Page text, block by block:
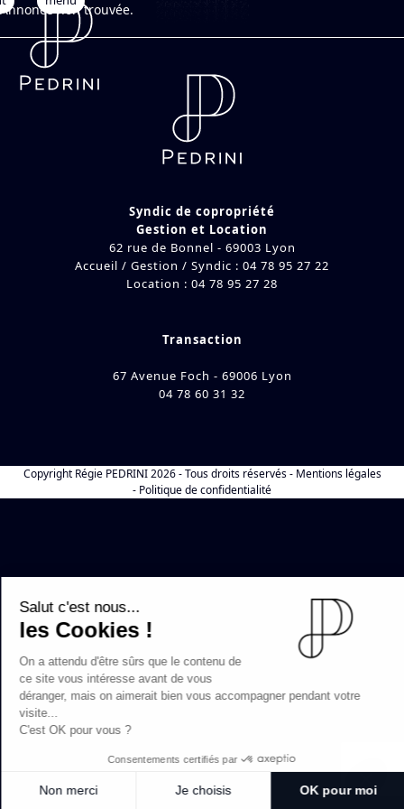
Skip
content
Open
mobile
Close
mobile
Annonce non trouvée.
Syndic de copropriété
Gestion et Location
62 rue de Bonnel - 69003 Lyon
Accueil / Gestion / Syndic : 04 78 95 27 22
Location : 04 78 95 27 28
Transaction
67 Avenue Foch - 69006 Lyon
04 78 60 31 32
Copyright Régie PEDRINI2026 - Tous droits réservés - Mentions légales
- Politique de confidentialité
Salut c'est nous...
les Cookies !
On a attendu d'être sûrs que le contenu de
ce site vous intéresse avant de vous
déranger, mais on aimerait bien vous accompagner pendant votre
visite...
C'est OK pour vous ?
Consentements certifiés par
Non merci Je choisis OK pour moi